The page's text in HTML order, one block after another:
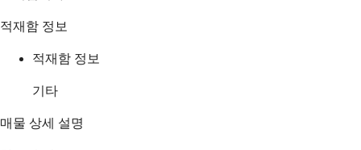
적재함 정보
적재함 정보
기타
매물 상세 설명